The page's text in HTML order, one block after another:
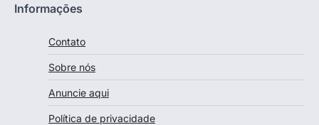
Informações
Contato
Sobre nós
Anuncie aqui
Política de privacidade